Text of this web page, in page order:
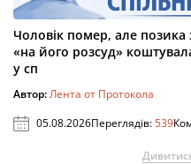
Чоловік помер, але
«на його розсуд»
у сп
Автор:Лента от Протокола
05.08.2026Переглядів:539